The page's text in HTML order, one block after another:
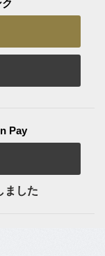
Pay
ました